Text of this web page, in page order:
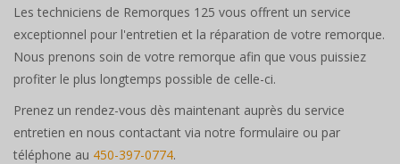
Les techniciens de Remorques 125 vous offrent un service
exceptionnel pour l'entretien et la réparation de votre remorque.
Nous prenons soin de votre remorque afin que vous puissiez
profiter le plus longtemps possible de celle-ci.
Prenez un rendez-vous dès maintenant auprès du service
entretien en nous contactant via notre formulaire ou par
téléphone au 450-397-0774.